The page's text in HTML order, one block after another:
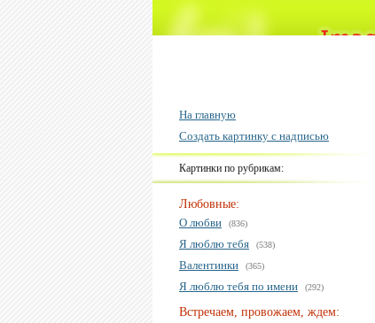
На главную
Создать картинку с надписью
Картинки по рубрикам:
Любовные:
О любви
(836)
Я люблю тебя (538)
Валентинки (365)
Я люблю тебя по имени (292)
Встречаем, провожаем, ждем: